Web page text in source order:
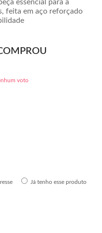
essencial para a
feita em aço reforçado
voto
Já tenho esse produto